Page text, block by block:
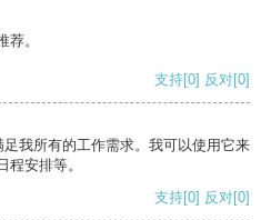
。
支持[0] 反对[0]
我所有的工作需求。我可以使用它来
安排等。
支持[0] 反对[0]